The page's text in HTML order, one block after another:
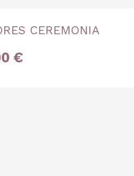
CEREMONIA
€